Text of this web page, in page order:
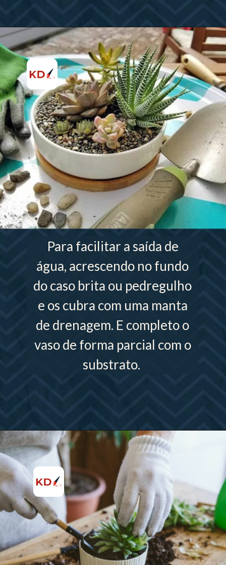
Para facilitar a saída de
água, acrescendo no fundo
do caso brita ou pedregulho
e os cubra com uma manta
de drenagem. E completo o
vaso de forma parcial com o
substrato.